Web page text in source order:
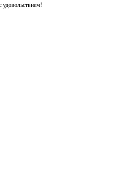
удовольствием!